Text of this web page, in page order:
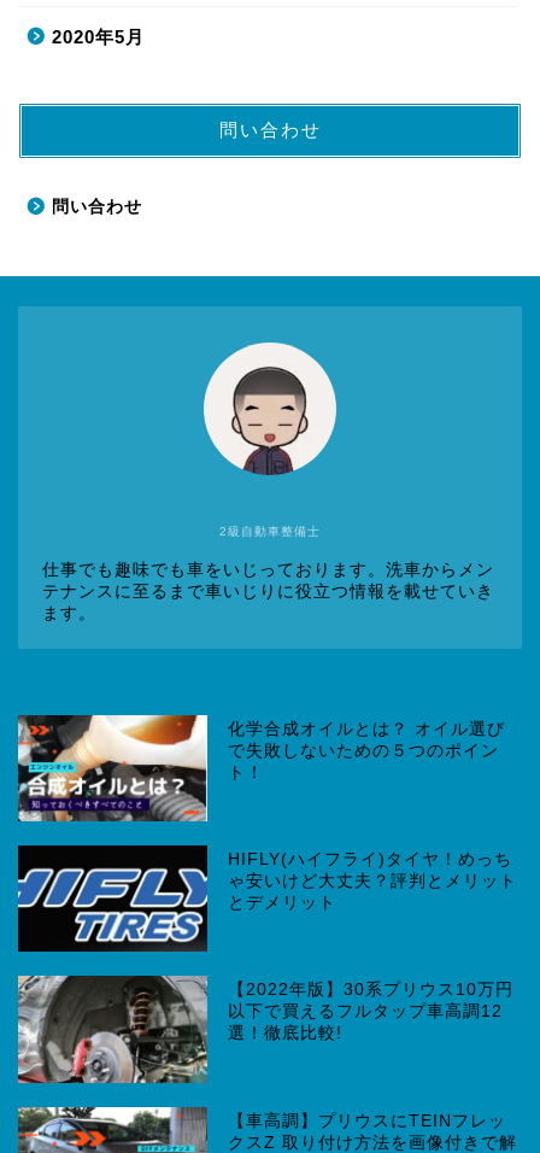
2020年5月
問い合わせ
問い合わせ
2級自動車整備士
仕事でも趣味でも車をいじっております。洗車からメン
テナンスに至るまで車いじりに役立つ情報を載せていき
ます。
化学合成オイルとは？ オイル選び
で失敗しないための５つのポイン
ト！
HIFLY(ハイフライ)タイヤ！めっち
ゃ安いけど大丈夫？評判とメリット
とデメリット
【2022年版】30系プリウス10万円
以下で買えるフルタップ車高調12
選！徹底比較!
【車高調】プリウスにTEINフレッ
クスZ 取り付け方法を画像付きで解